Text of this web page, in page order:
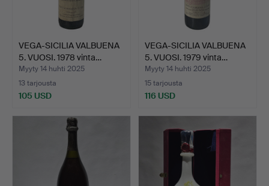
VEGA-SICILIA VALBUENA
5. VUOSI. 1978 vinta…
Myyty 14 huhti 2025
13 tarjousta
105 USD
VEGA-SICILIA VALBUENA
5. VUOSI. 1979 vinta…
Myyty 14 huhti 2025
15 tarjousta
116 USD